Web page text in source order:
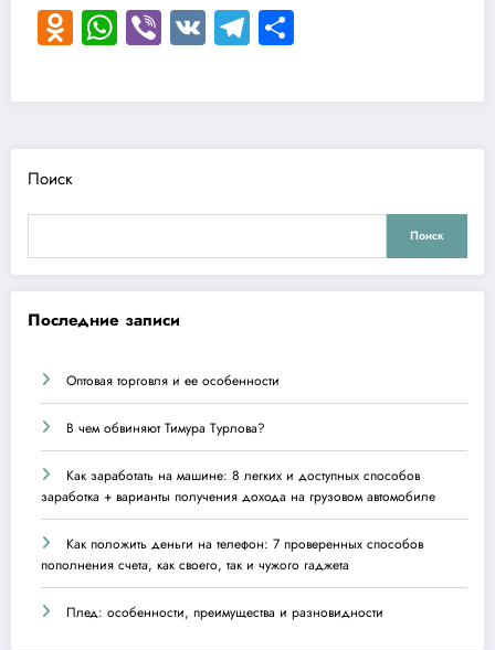
Odnoklassniki
WhatsApp
Viber
VKTelegram
Поиск
Поиск
Последние записи
Оптовая торговля и ее особенности
В чем обвиняют Тимура Турлова?
Как заработать на машине: 8 легких и доступных способов
заработка + варианты получения дохода на грузовом автомобиле
Как положить деньги на телефон: 7 проверенных способов
пополнения счета, как своего, так и чужого гаджета
Плед: особенности, преимущества и разновидности